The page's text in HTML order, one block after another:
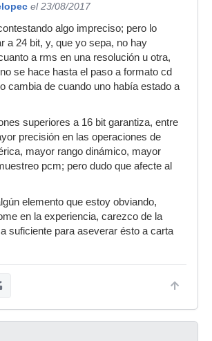
el 23/08/2017
algo impreciso; pero lo
a 24 bit, y, que yo sepa, no hay
a rms en una resolución u otra,
se hace hasta el paso a formato cd
cambia de cuando uno había estado a
superiores a 16 bit garantiza, entre
precisión en las operaciones de
mayor rango dinámico, mayor
pcm; pero dudo que afecte al
elemento que estoy obviando,
en la experiencia, carezco de la
suficiente para aseverar ésto a carta